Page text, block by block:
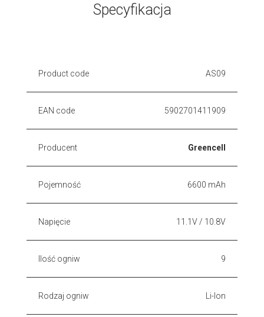
Specyfikacja
Product code AS09
EAN code 5902701411909
Producent Greencell
Pojemność 6600 mAh
Napięcie 11.1V / 10.8V
Ilość ogniw 9
Rodzaj ogniw Li-Ion